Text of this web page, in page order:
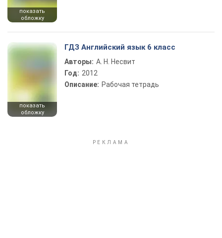
показать
обложку
показать
обложку
ГДЗ Английский язык 6 класс
Авторы: А. Н. Несвит
Год: 2012
Описание: Рабочая тетрадь